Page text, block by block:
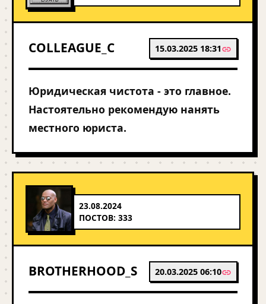
COLLEAGUE_C 15.03.2025 18:31
Юридическая чистота - это главное.
Настоятельно рекомендую нанять
местного юриста.
23.08.2024
ПОСТОВ: 333
BROTHERHOOD_S 20.03.2025 06:10